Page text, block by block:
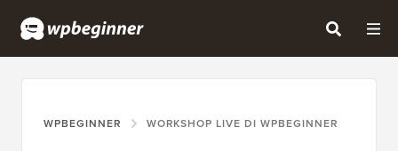
WPBEGINNER WORKSHOP LIVE DI WPBEGINNER